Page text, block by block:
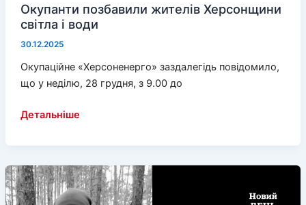
Окупанти позбавили жителів Херсонщини
світла і води
30.12.2025
Окупаційне «Херсоненерго» заздалегідь повідомило,
що у неділю, 28 грудня, з 9.00 до
Окупанти
Херсонщини
світла
і
Детальніше